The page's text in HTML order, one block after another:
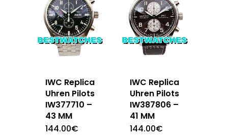
IWC Replica
Uhren Pilots
IW377710 –
43 MM
144.00€
IWC Replica
Uhren Pilots
IW387806 –
41 MM
144.00€